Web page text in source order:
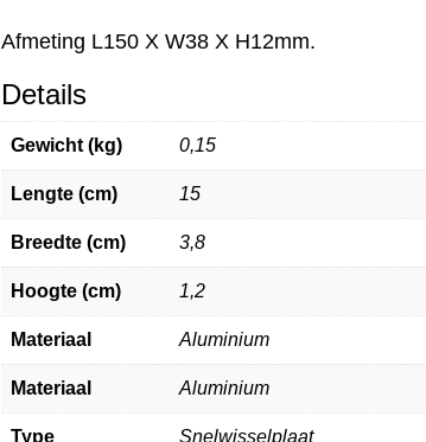
Afmeting L150 X W38 X H12mm.
Details
Gewicht (kg) 0,15
Lengte (cm) 15
Breedte (cm) 3,8
Hoogte (cm) 1,2
Materiaal Aluminium
Materiaal Aluminium
Type Snelwisselplaat